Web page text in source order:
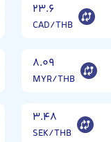
۲۳.۶
CAD/THB
۸.۰۹
MYR/THB
۳.۴۸
SEK/THB